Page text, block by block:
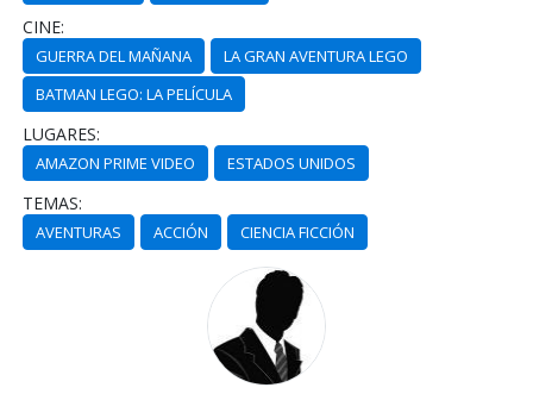
CINE:
GUERRA DEL MAÑANA
LA GRAN AVENTURA LEGO
BATMAN LEGO: LA PELÍCULA
LUGARES:
AMAZON PRIME VIDEO ESTADOS UNIDOS
TEMAS:
AVENTURAS ACCIÓN CIENCIA FICCIÓN